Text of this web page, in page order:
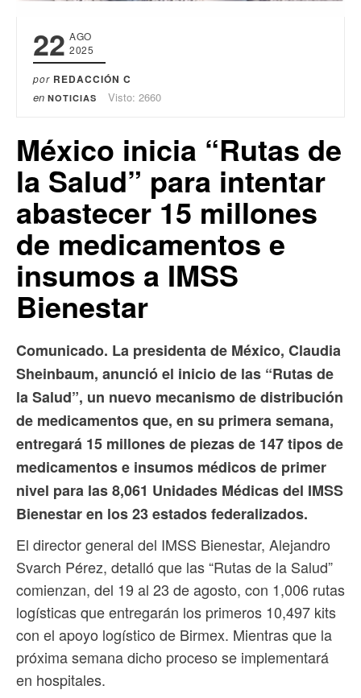
22 AGO
2025
por REDACCIÓN C
en NOTICIAS Visto: 2660
México inicia “Rutas de
la Salud” para intentar
abastecer 15 millones
de medicamentos e
insumos a IMSS
Bienestar
Comunicado. La presidenta de México, Claudia
Sheinbaum, anunció el inicio de las “Rutas de
la Salud”, un nuevo mecanismo de distribución
de medicamentos que, en su primera semana,
entregará 15 millones de piezas de 147 tipos de
medicamentos e insumos médicos de primer
nivel para las 8,061 Unidades Médicas del IMSS
Bienestar en los 23 estados federalizados.
El director general del IMSS Bienestar, Alejandro
Svarch Pérez, detalló que las “Rutas de la Salud”
comienzan, del 19 al 23 de agosto, con 1,006 rutas
logísticas que entregarán los primeros 10,497 kits
con el apoyo logístico de Birmex. Mientras que la
próxima semana dicho proceso se implementará
en hospitales.